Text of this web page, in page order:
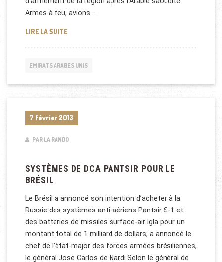
Armes à feu, avions …
LIRE LA SUITEABU DHABI: SALON DE DÉFENSE ET D’ARMEMENT
EMIRATS ARABES UNIS
7 février 2013
PAR LA RANDO
SYSTÈMES DE DCA PANTSIR POUR LE
BRÉSIL
Le Brésil a annoncé son intention d’acheter à la
Russie des systèmes anti-aériens Pantsir S-1 et
des batteries de missiles surface-air Igla pour un
montant total de 1 milliard de dollars, a annoncé le
chef de l’état-major des forces armées brésiliennes,
le général Jose Carlos de Nardi.Selon le général de